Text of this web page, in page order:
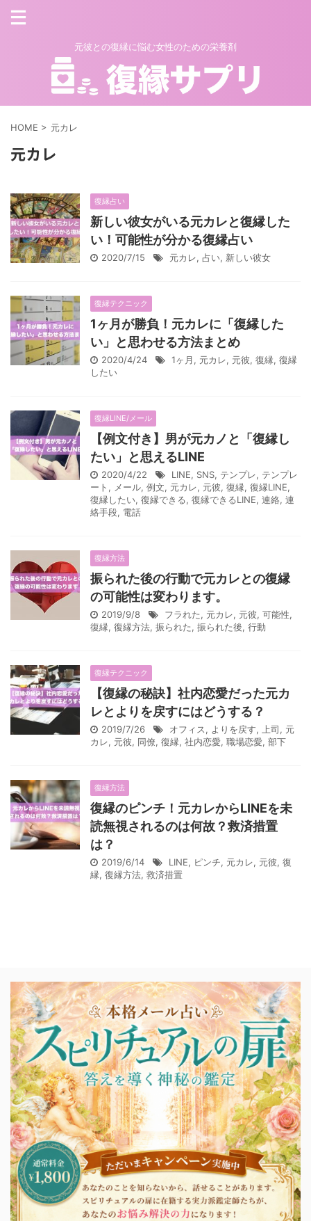
元彼との復縁に悩む女性のための栄養剤
HOME > 元カレ
元カレ
復縁占い
新しい彼女がいる元カレと復縁した
い！可能性が分かる復縁占い
2020/7/15 元カレ, 占い, 新しい彼女
復縁テクニック
1ヶ月が勝負！元カレに「復縁した
い」と思わせる方法まとめ
2020/4/24 1ヶ月 , 元カレ, 元彼, 復縁, 復縁
したい
復縁LINE/メール
【例文付き】男が元カノと「復縁し
たい」と思えるLINE
2020/4/22 LINE, SNS, テンプレ, テンプレ
ート , メール, 例文, 元カレ, 元彼, 復縁, 復縁LINE,
復縁したい, 復縁できる, 復縁できるLINE, 連絡, 連
絡手段, 電話
復縁方法
振られた後の行動で元カレとの復縁
の可能性は変わります。
2019/9/8 フラれた, 元カレ, 元彼, 可能性,
復縁, 復縁方法, 振られた, 振られた後, 行動
復縁テクニック
【復縁の秘訣】社内恋愛だった元カ
レとよりを戻すにはどうする？
2019/7/26 オフィス, よりを戻す, 上司, 元
カレ, 元彼, 同僚, 復縁, 社内恋愛, 職場恋愛, 部下
復縁方法
復縁のピンチ！元カレからLINEを未
読無視されるのは何故？救済措置
は？
2019/6/14 LINE, ピンチ, 元カレ, 元彼, 復
縁, 復縁方法, 救済措置